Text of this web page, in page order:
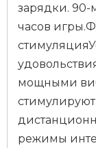
зарядки. 90-
часов
мощными
стимулируют
режимы